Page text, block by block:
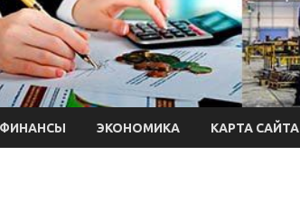
ФИНАНСЫ ЭКОНОМИКА КАРТА САЙТА